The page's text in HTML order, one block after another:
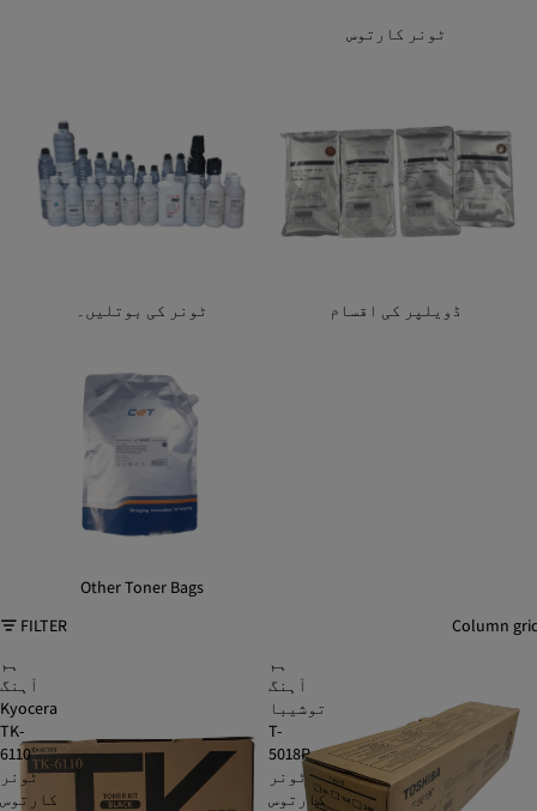
ٹونر کارتوس
ٹونر کی بوتلیں۔
ڈویلپر کی اقسام
Other Toner Bags
FILTER
Column
ہم
آہنگ
Kyocera
TK-
6110
ٹونر
کارتوس
ہم
آہنگ
توشیبا
T-
5018P
ٹونر
کارتوس